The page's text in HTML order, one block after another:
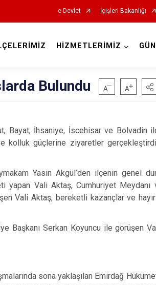
e-Devlet İçişleri Bakanlığı
HİZMETLERİMİZ
Bulundu
Bayat, İhsaniye, İscehisar ve Bolvadin
kolluk güçlerine ziyaretler
Yasin Akgül’den ilçenin genel
yapan Vali Aktaş, Cumhuriyet Meydanı
Vali Aktaş, bereketli kazançlar ve
Başkanı Serkan Koyuncu ile görüşen
sona yaklaşılan Emirdağ